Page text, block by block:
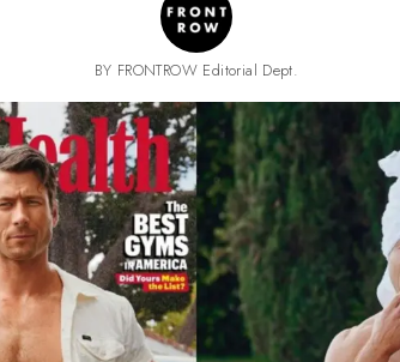
BY FRONTROW Editorial Dept.